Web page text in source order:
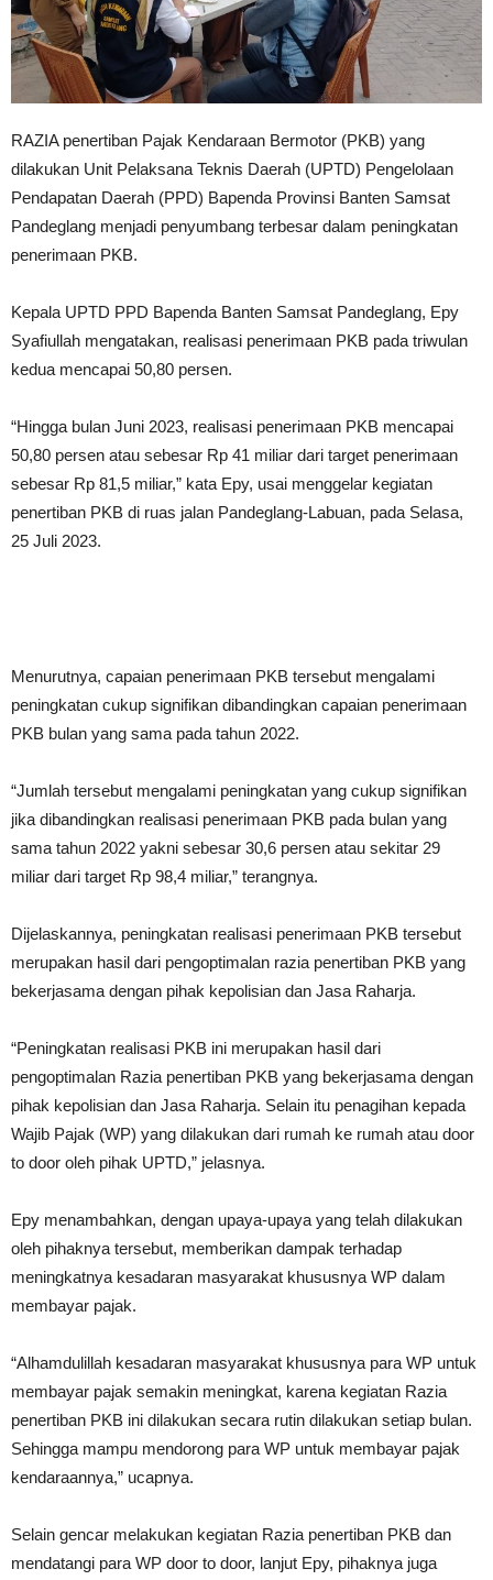
RAZIA penertiban Pajak Kendaraan Bermotor (PKB) yang
dilakukan Unit Pelaksana Teknis Daerah (UPTD) Pengelolaan
Pendapatan Daerah (PPD) Bapenda Provinsi Banten Samsat
Pandeglang menjadi penyumbang terbesar dalam peningkatan
penerimaan PKB.
Kepala UPTD PPD Bapenda Banten Samsat Pandeglang, Epy
Syafiullah mengatakan, realisasi penerimaan PKB pada triwulan
kedua mencapai 50,80 persen.
“Hingga bulan Juni 2023, realisasi penerimaan PKB mencapai
50,80 persen atau sebesar Rp 41 miliar dari target penerimaan
sebesar Rp 81,5 miliar,” kata Epy, usai menggelar kegiatan
penertiban PKB di ruas jalan Pandeglang-Labuan, pada Selasa,
25 Juli 2023.
Menurutnya, capaian penerimaan PKB tersebut mengalami
peningkatan cukup signifikan dibandingkan capaian penerimaan
PKB bulan yang sama pada tahun 2022.
“Jumlah tersebut mengalami peningkatan yang cukup signifikan
jika dibandingkan realisasi penerimaan PKB pada bulan yang
sama tahun 2022 yakni sebesar 30,6 persen atau sekitar 29
miliar dari target Rp 98,4 miliar,” terangnya.
Dijelaskannya, peningkatan realisasi penerimaan PKB tersebut
merupakan hasil dari pengoptimalan razia penertiban PKB yang
bekerjasama dengan pihak kepolisian dan Jasa Raharja.
“Peningkatan realisasi PKB ini merupakan hasil dari
pengoptimalan Razia penertiban PKB yang bekerjasama dengan
pihak kepolisian dan Jasa Raharja. Selain itu penagihan kepada
Wajib Pajak (WP) yang dilakukan dari rumah ke rumah atau door
to door oleh pihak UPTD,” jelasnya.
Epy menambahkan, dengan upaya-upaya yang telah dilakukan
oleh pihaknya tersebut, memberikan dampak terhadap
meningkatnya kesadaran masyarakat khususnya WP dalam
membayar pajak.
“Alhamdulillah kesadaran masyarakat khususnya para WP untuk
membayar pajak semakin meningkat, karena kegiatan Razia
penertiban PKB ini dilakukan secara rutin dilakukan setiap bulan.
Sehingga mampu mendorong para WP untuk membayar pajak
kendaraannya,” ucapnya.
Selain gencar melakukan kegiatan Razia penertiban PKB dan
mendatangi para WP door to door, lanjut Epy, pihaknya juga